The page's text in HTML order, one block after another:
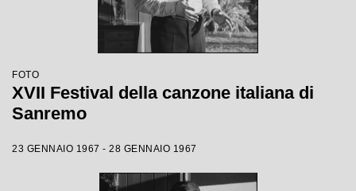
FOTO
XVII Festival della canzone italiana di
Sanremo
23 GENNAIO 1967 - 28 GENNAIO 1967